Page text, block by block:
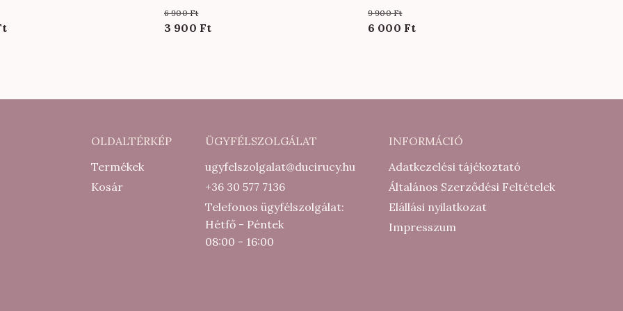
Current
500 Ft.
színben
6 900Ft
Original
900 Ft.
3 900 FtCurrent
900 Ft.
9 900Ft
Original
900 Ft.
6 000 FtCurrent
000 Ft.
OLDALTÉRKÉP
Termékek
Kosár
ÜGYFÉLSZOLGÁLAT
ugyfelszolgalat@ducirucy.hu
+36 30 577 7136
Telefonos ügyfélszolgálat:
Hétfő - Péntek
08:00 - 16:00
INFORMÁCIÓ
Adatkezelési tájékoztató
Általános Szerződési Feltételek
Elállási nyilatkozat
Impresszum